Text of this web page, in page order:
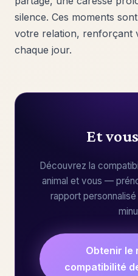
silence. Ces moments
votre relation, renforçant
chaque jour.
Et
Découvrez la
animal et vous —
rapport
Obtenir le
compatibilité